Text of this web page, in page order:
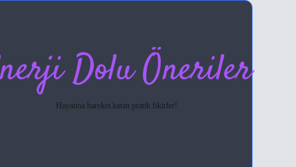
Dolu Öneriler
Hayatına hareket katan pratik fikirler!